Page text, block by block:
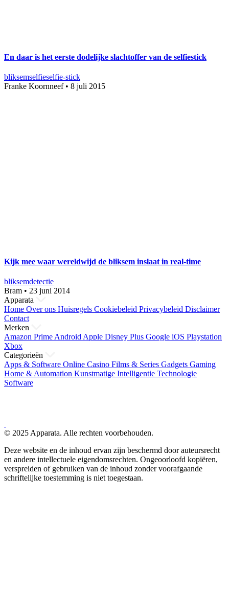
En daar is het eerste dodelijke slachtoffer van de selfiestick
bliksemselfieselfie-stick
Franke Koornneef• 8 juli 2015
Kijk mee waar wereldwijd de bliksem inslaat in real-time
bliksemdetectie
Bram • 23 juni 2014
Apparata
Home Over ons Huisregels Cookiebeleid Privacybeleid Disclaimer
Contact
Merken
Amazon PrimeAndroidApple Disney Plus Google iOS Playstation
Xbox
Categorieën
Apps & Software Online Casino Films & Series Gadgets Gaming
Home & Automation Kunstmatige Intelligentie Technologie
Software
© 2025 Apparata. Alle rechten voorbehouden.
Deze website en de inhoud ervan zijn beschermd door auteursrecht
en andere intellectuele eigendomsrechten. Ongeoorloofd kopiëren,
verspreiden of gebruiken van de inhoud zonder voorafgaande
schriftelijke toestemming is niet toegestaan.